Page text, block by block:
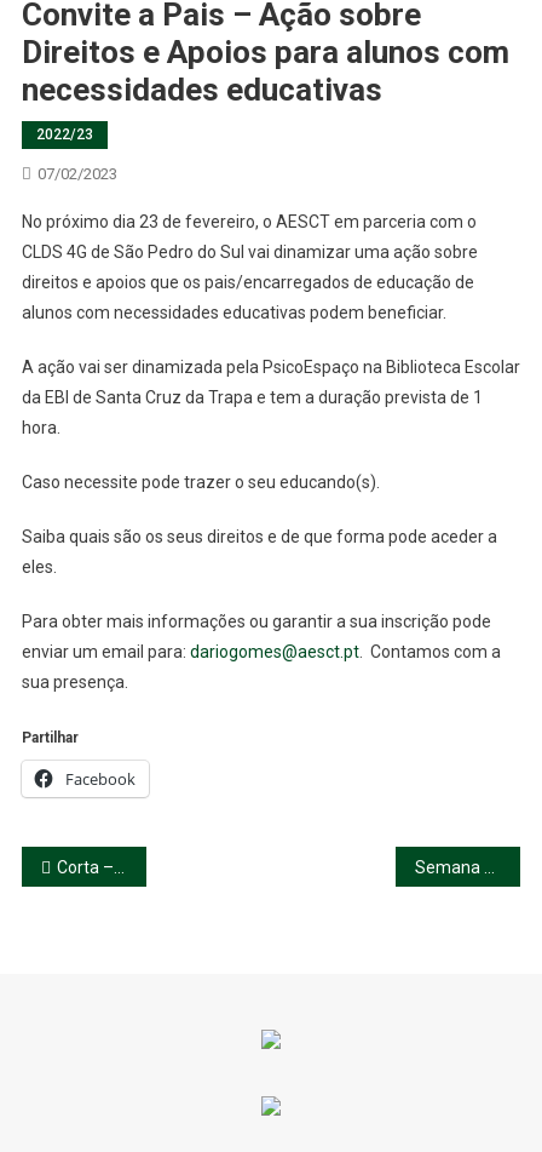
Convite a Pais – Ação sobre
Direitos e Apoios para alunos com
necessidades educativas
2022/23
07/02/2023
No próximo dia 23 de fevereiro, o AESCT em parceria com o
CLDS 4G de São Pedro do Sul vai dinamizar uma ação sobre
direitos e apoios que os pais/encarregados de educação de
alunos com necessidades educativas podem beneficiar.
A ação vai ser dinamizada pela PsicoEspaço na Biblioteca Escolar
da EBI de Santa Cruz da Trapa e tem a duração prevista de 1
hora.
Caso necessite pode trazer o seu educando(s).
Saiba quais são os seus direitos e de que forma pode aceder a
eles.
Para obter mais informações ou garantir a sua inscrição pode
enviar um email para: dariogomes@aesct.pt. Contamos com a
sua presença.
Partilhar
Facebook
Navegação
Corta – Mato distrital da CLDE-Viseu Semana da Internet Segura